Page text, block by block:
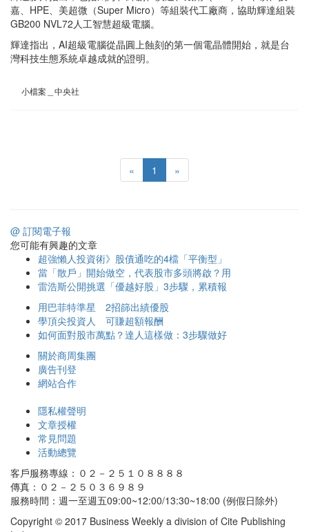
嘉、HPE、美超微（Super Micro）等組裝代工廠商，協助輝達組裝
GB200 NVL72人工智慧超級電腦。
輝達指出，AI超級電腦從晶圓上蝕刻的第一個電晶體開始，就是台
灣科技生態系統卓越成就的證明。
小檔案＿中央社
« 1 »
@ 訂閱電子報
您可能有興趣的文章
超強懶人投資術》股債通吃的4檔「平衡型」
當「散戶」開始做空，代表股市多頭將啟？用
雷浩斯公開挑選「優越好股」3步驟，累積報
用巴菲特準星 2招篩出績優股
學頂尖投資人 可賺超額報酬
如何面對股市萬點？達人這樣做：3步驟做好
關於商周集團
廣告刊登
網站合作
隱私權聲明
文章授權
常見問題
活動總覽
客戶服務專線：０２－２５１０８８８８
傳真：０２－２５０３６９８９
服務時間：週一至週五09:00~12:00/13:30~18:00 (例假日除外)
Copyright © 2017 Business Weekly a division of Cite Publishing